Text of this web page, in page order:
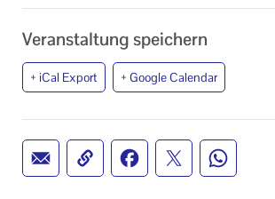
Veranstaltung speichern
+ iCal Export + Google Calendar